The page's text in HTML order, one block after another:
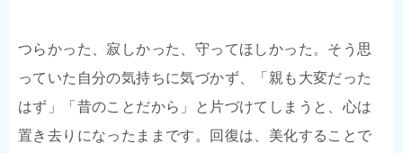
つらかった、寂しかった、守ってほしかった。そう思
っていた自分の気持ちに気づかず、「親も大変だった
はず」「昔のことだから」と片づけてしまうと、心は
置き去りになったままです。回復は、美化することで